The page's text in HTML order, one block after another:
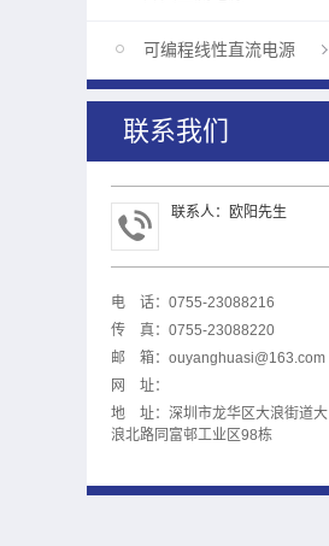
可编程线性直流电源
联系我们
联系人：欧阳先生
电 话：0755-23088216
传 真：0755-23088220
邮 箱： ouyanghuasi@163.com
网 址：
地 址：深圳市龙华区大浪街道大
浪北路同富邨工业区98栋